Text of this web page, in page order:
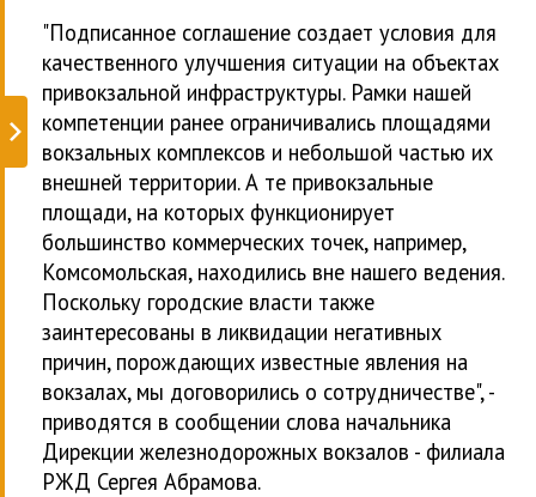
"Подписанное соглашение создает условия для
качественного улучшения ситуации на объектах
привокзальной инфраструктуры. Рамки нашей
компетенции ранее ограничивались площадями
вокзальных комплексов и небольшой частью их
внешней территории. А те привокзальные
площади, на которых функционирует
большинство коммерческих точек, например,
Комсомольская, находились вне нашего ведения.
Поскольку городские власти также
заинтересованы в ликвидации негативных
причин, порождающих известные явления на
вокзалах, мы договорились о сотрудничестве", -
приводятся в сообщении слова начальника
Дирекции железнодорожных вокзалов - филиала
РЖД Сергея Абрамова.